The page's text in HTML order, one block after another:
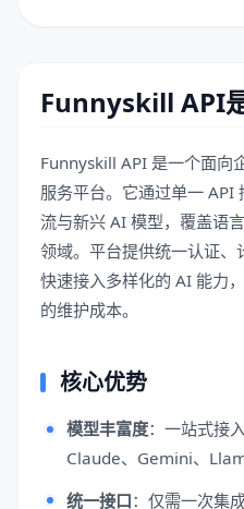
Funnyskill API
Funnyskill API 是一个面向
服务平台。它通过单一 API
流与新兴 AI 模型，覆盖语
领域。平台提供统一认证、
快速接入多样化的 AI 能力
的维护成本。
核心优势
模型丰富度：一站式接
Claude、Gemini、
统一接口：仅需一次集